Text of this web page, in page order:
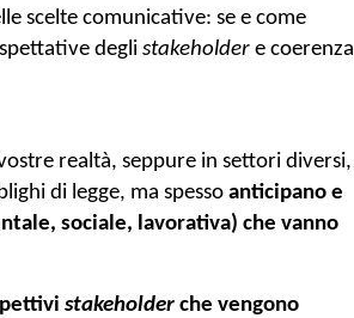
scelte comunicative: se e come
degli stakeholder e coerenza
di legge, ma spesso anticipano e
sociale, lavorativa) che vanno
stakeholder che vengono